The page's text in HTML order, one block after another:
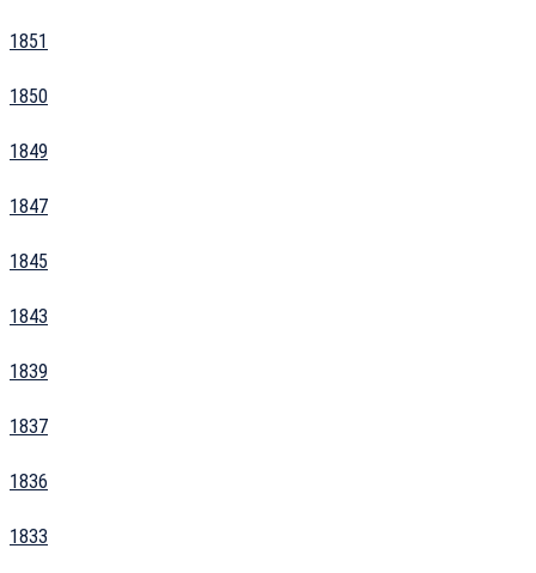
1851
1850
1849
1847
1845
1843
1839
1837
1836
1833